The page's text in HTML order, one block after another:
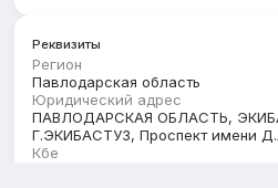
Реквизиты
Регион
Павлодарская область
Юридический адрес
ПАВЛОДАРСКАЯ ОБЛАСТЬ,
Г.ЭКИБАСТУЗ, Проспект имени
Кбе